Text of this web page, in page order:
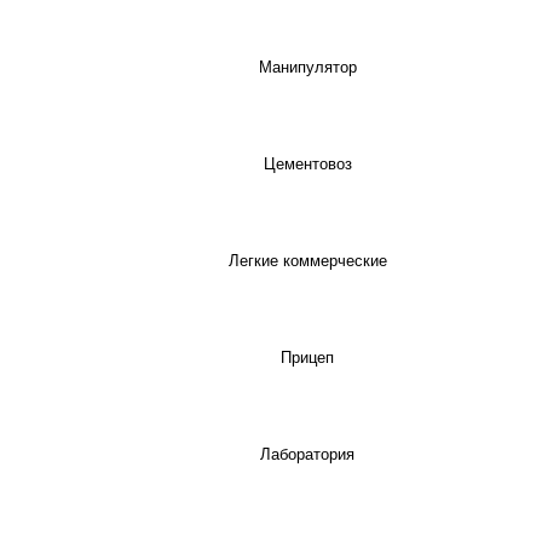
Манипулятор
Цементовоз
Легкие коммерческие
Прицеп
Лаборатория